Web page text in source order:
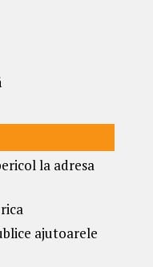
la adresa
ajutoarele